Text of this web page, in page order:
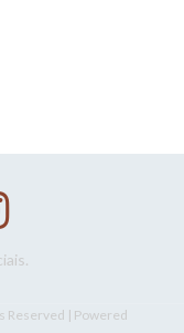
Reserved | Powered